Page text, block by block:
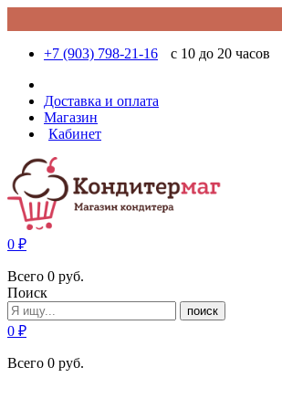
+7 (903) 798-21-16 с 10 до 20 часов
Доставка и оплата
Магазин
Кабинет
0 ₽
Всего 0 руб.
Поиск
поиск
0 ₽
Всего 0 руб.